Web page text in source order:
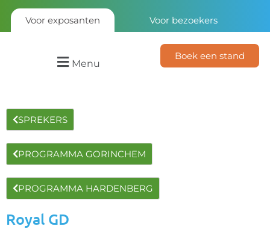
Voor exposanten Voor bezoekers
Menu
Boek een stand
SPREKERS
PROGRAMMA GORINCHEM
PROGRAMMA HARDENBERG
Royal GD